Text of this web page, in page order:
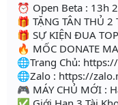
⏰ Open Beta : 13h
🎁 TẶNG TÂN THỦ 2
🎁 SỰ KIỆN ĐUA
🔥 MỐC DONATE
🌐Trang Chủ:
🌐Zalo : https://
🎮 MÁY CHỦ MỚI :